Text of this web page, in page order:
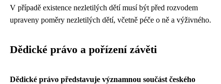
V případě existence nezletilých dětí musí být před rozvodem
upraveny poměry nezletilých dětí, včetně péče o ně a výživného.
Dědické právo a pořízení závěti
Dědické právo představuje významnou součást českého